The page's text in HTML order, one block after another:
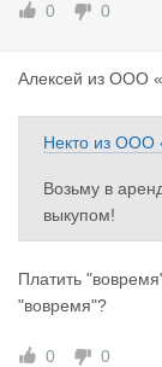
0 0
Алексей из ООО
Некто из ООО
Возьму в
выкупом!
Платить
"вовремя"?
0 0